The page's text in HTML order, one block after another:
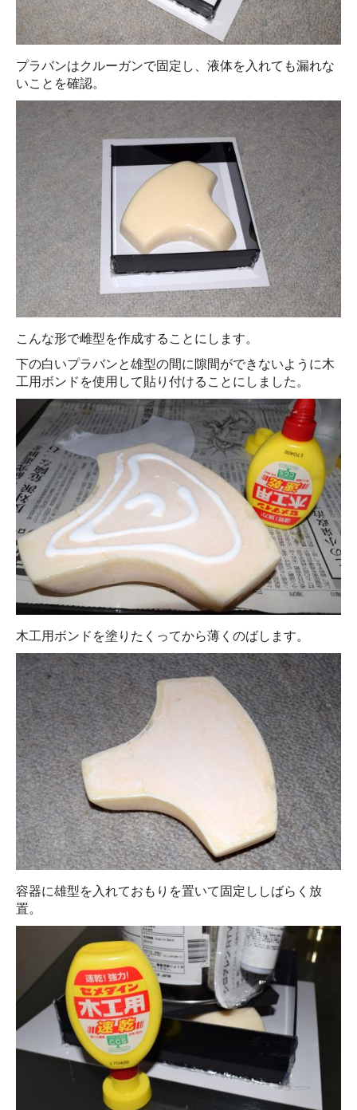
プラバンはクルーガンで固定し、液体を入れても漏れな
いことを確認。
こんな形で雌型を作成することにします。
下の白いプラバンと雄型の間に隙間ができないように木
工用ボンドを使用して貼り付けることにしました。
木工用ボンドを塗りたくってから薄くのばします。
容器に雄型を入れておもりを置いて固定ししばらく放
置。